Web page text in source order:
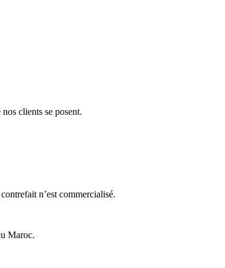
clients se posent.
n’est commercialisé.
Maroc.